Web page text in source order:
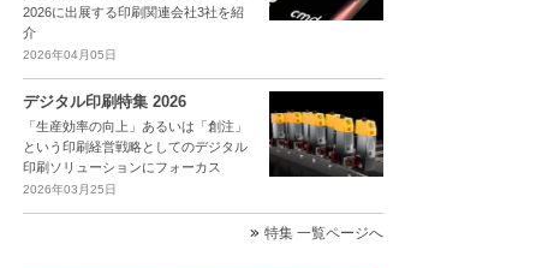
2026に出展する印刷関連会社3社を紹
介
2026年04月05日
デジタル印刷特集 2026
「生産効率の向上」あるいは「創注」
という印刷経営戦略としてのデジタル
印刷ソリューションにフォーカス
2026年03月25日
特集 一覧ページへ